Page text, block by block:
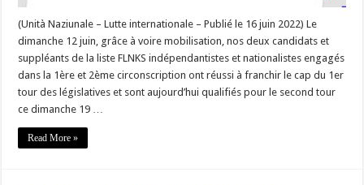
(Unità Naziunale – Lutte internationale – Publié le 16 juin 2022) Le
dimanche 12 juin, grâce à voire mobilisation, nos deux candidats et
suppléants de la liste FLNKS indépendantistes et nationalistes engagés
dans la 1ère et 2ème circonscription ont réussi à franchir le cap du 1er
tour des législatives et sont aujourd’hui qualifiés pour le second tour
ce dimanche 19 …
Read More »